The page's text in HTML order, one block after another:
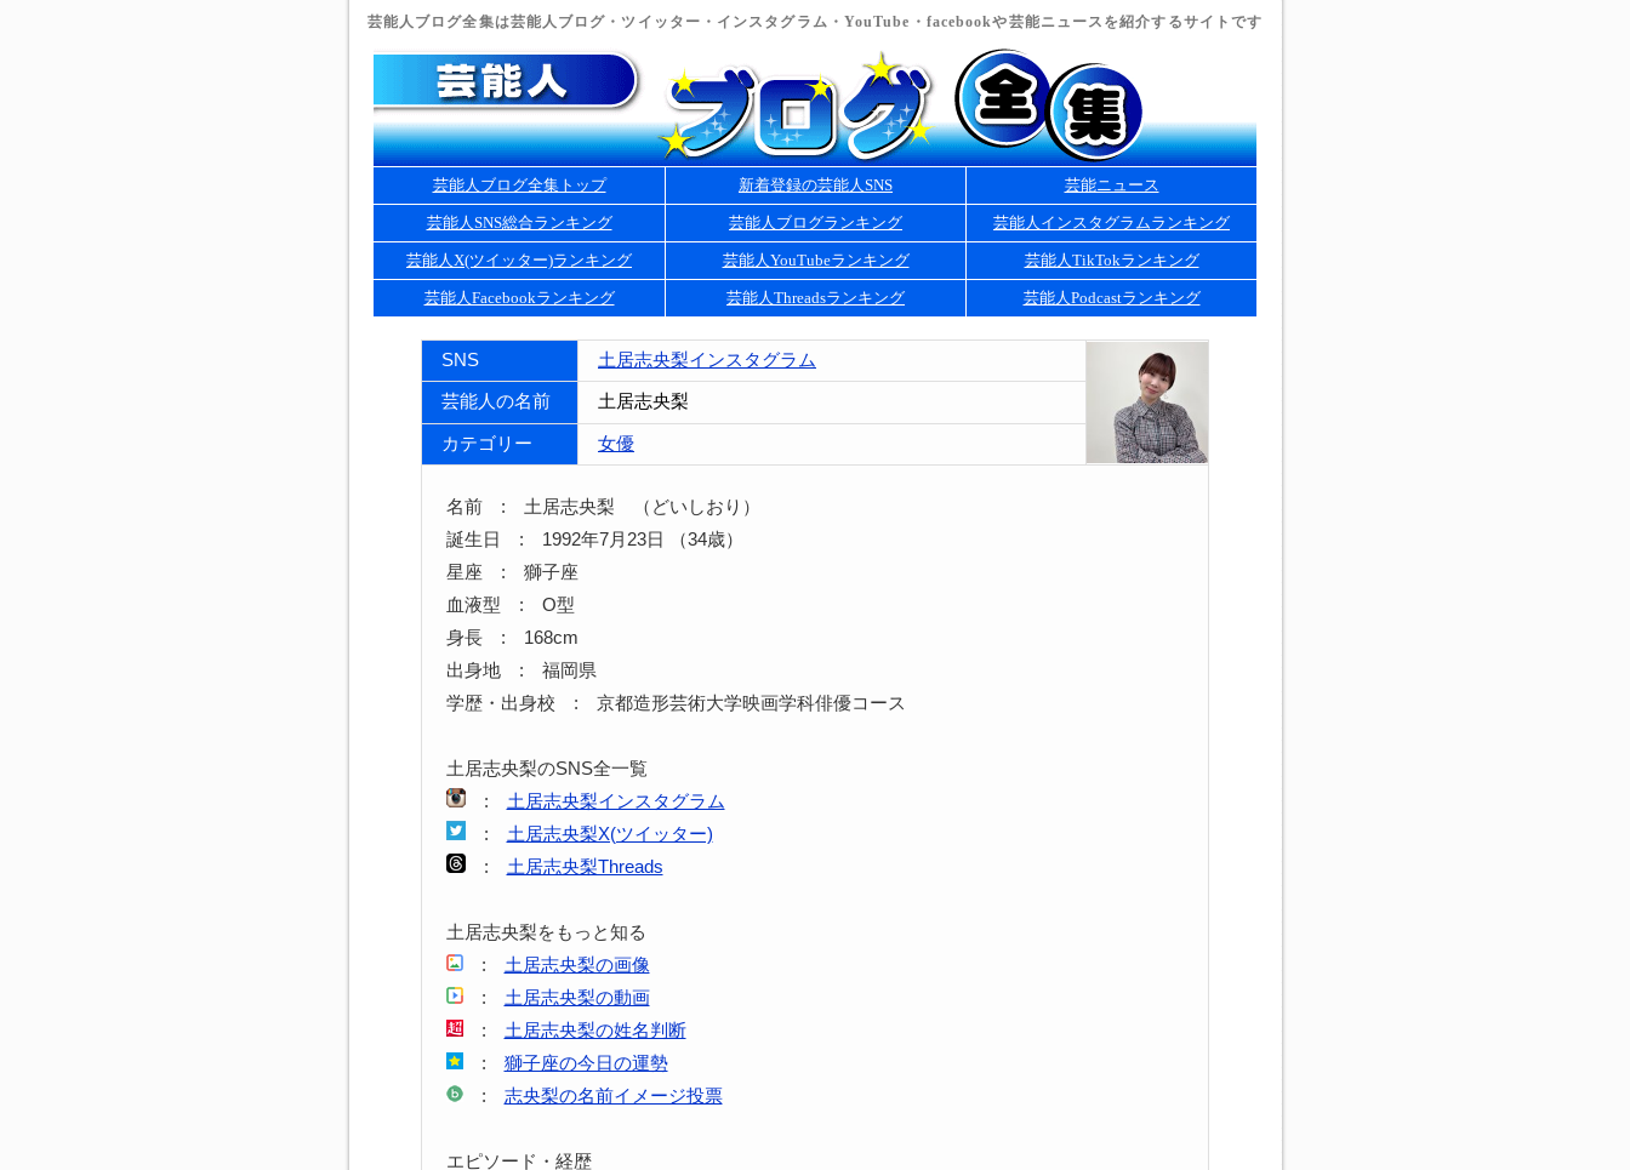
芸能人ブログ全集は芸能人ブログ・ツイッター・インスタグラム・YouTube・facebookや芸能ニュースを紹介するサイトです
芸能人ブログ全集トップ 新着登録の芸能人SNS 芸能ニュース
芸能人SNS総合ランキング 芸能人ブログランキング 芸能人インスタグラムランキング
芸能人X(ツイッター)ランキング 芸能人YouTubeランキング 芸能人TikTokランキング
芸能人Facebookランキング 芸能人Threadsランキング 芸能人Podcastランキング
SNS 土居志央梨インスタグラム
芸能人の名前 土居志央梨
カテゴリー 女優
名前 : 土居志央梨 （どいしおり）
誕生日 : 1992年7月23日 （34歳）
星座 : 獅子座
血液型 : O型
身長 : 168cm
出身地 : 福岡県
学歴・出身校 : 京都造形芸術大学映画学科俳優コース
土居志央梨のSNS全一覧
: 土居志央梨インスタグラム
: 土居志央梨X(ツイッター)
: 土居志央梨Threads
土居志央梨をもっと知る
: 土居志央梨の画像
: 土居志央梨の動画
: 土居志央梨の姓名判断
: 獅子座の今日の運勢
: 志央梨の名前イメージ投票
エピソード・経歴